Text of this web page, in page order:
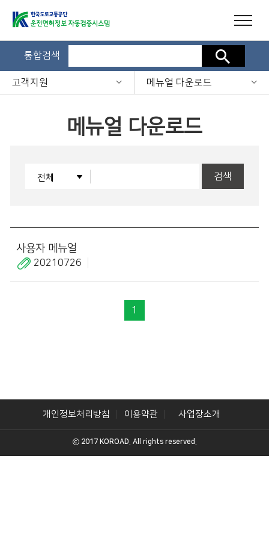
통합검색 검색
고객지원 메뉴얼 다운로드
메뉴얼 다운로드
검색
사용자 메뉴얼
20210726
1
개인정보처리방침 이용약관 사업장소개
ⓒ 2017 KOROAD. All rights reserved.